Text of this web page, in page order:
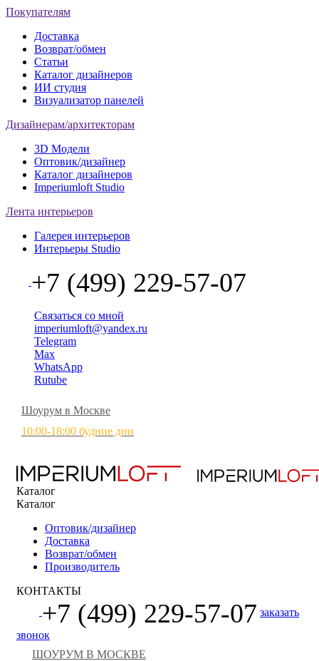
Покупателям
Доставка
Возврат/обмен
Статьи
Каталог дизайнеров
ИИ студия
Визуализатор панелей
Дизайнерам/архитекторам
3D Модели
Оптовик/дизайнер
Каталог дизайнеров
Imperiumloft Studio
Лента интерьеров
Галерея интерьеров
Интерьеры Studio
+7 (499) 229-57-07
Связаться со мной
imperiumloft@yandex.ru
Telegram
Max
WhatsApp
Rutube
Шоурум в Москве
10:00-18:00 будние дни
Каталог
Каталог
Оптовик/дизайнер
Доставка
Возврат/обмен
Производитель
КОНТАКТЫ
+7 (499) 229-57-07 заказать
звонок
ШОУРУМ В МОСКВЕ